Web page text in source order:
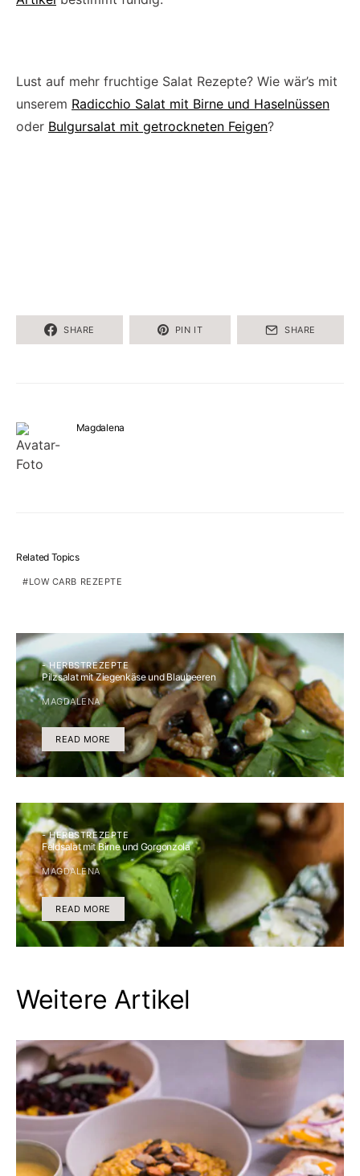
Lust auf mehr fruchtige Salat Rezepte? Wie wär’s mit
unserem Radicchio Salat mit Birne und Haselnüssen
oder Bulgursalat mit getrockneten Feigen?
SHARE PIN IT SHARE
Magdalena
Related Topics
LOW CARB REZEPTE
- HERBSTREZEPTE
Pilzsalat mit Ziegenkäse und Blaubeeren
MAGDALENA
READ MORE
- HERBSTREZEPTE
Feldsalat mit Birne und Gorgonzola
MAGDALENA
READ MORE
Weitere Artikel